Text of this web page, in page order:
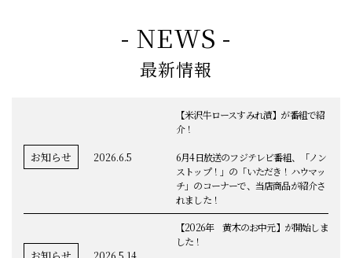
- NEWS -
最新情報
お知らせ 2026.6.5
【米沢牛ロースすみれ漬】が番組で紹
介！
6月4日放送のフジテレビ番組、「ノン
ストップ！」の「いただき！ハウマッ
チ」のコーナーで、当店商品が紹介さ
れました！
2026.5.14
【2026年 黄木のお中元】が開始しま
した！